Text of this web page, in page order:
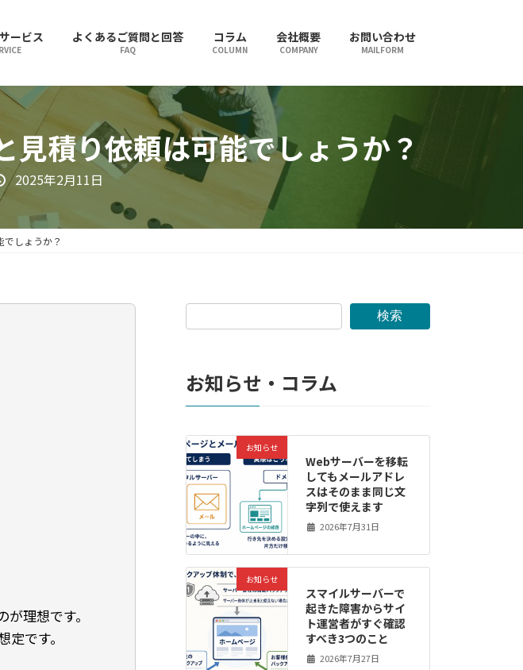
ービス よくあるご質問と回答
FAQ
コラム
COLUMN
会社概要
COMPANY
お問い合わせ
MAILFORM
見積り依頼は可能でしょうか？
最
新
日
時
2025年2月11日
しょうか？
理想です。
です。
検索
お知らせ・コラム
お知らせ
Webサーバーを移転
してもメールアドレ
スはそのまま同じ文
字列で使えます
2026年7月31日
お知らせ
スマイルサーバーで
起きた障害からサイ
ト運営者がすぐ確認
すべき3つのこと
2026年7月27日